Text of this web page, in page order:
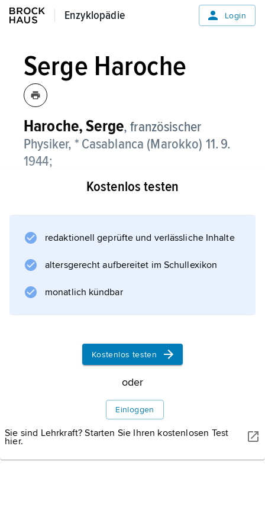
Enzyklopädie
Enzyklopädie Login
Serge Haroche
Haroche,Serge, französischer
Physiker, * Casablanca (Marokko) 11. 9.
1944;
nach Promotion 1971 bei C. Cohen-Tannoudji
Centre National de la Recherche Scientifique
Polytechnique (Paris), 1975–2001 Inhaber
eines Physiklehrstuhls an der ENS, parallel
dazu Forschungsaufenthalte in den USA (u. a.
Informationen zum Artikel
Kostenlos testen
redaktionell geprüfte und verlässliche Inhalte
altersgerecht aufbereitet im Schullexikon
monatlich kündbar
Kostenlos testen
oder
Einloggen
Sie sind Lehrkraft? Starten Sie Ihren kostenlosen Test
hier.